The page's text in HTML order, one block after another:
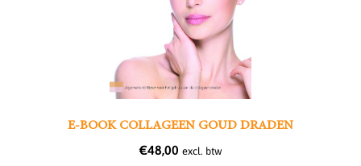
E-BOOK COLLAGEEN GOUD DRADEN
€48,00 excl. btw